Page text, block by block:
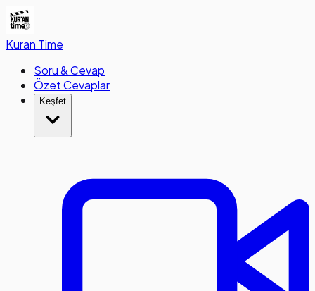
Kuran Time
Soru & Cevap
Özet Cevaplar
Keşfet